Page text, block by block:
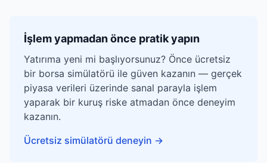
İşlem yapmadan önce pratik yapın
Yatırıma yeni mi başlıyorsunuz? Önce ücretsiz
bir borsa simülatörü ile güven kazanın — gerçek
piyasa verileri üzerinde sanal parayla işlem
yaparak bir kuruş riske atmadan önce deneyim
kazanın.
Ücretsiz simülatörü deneyin →